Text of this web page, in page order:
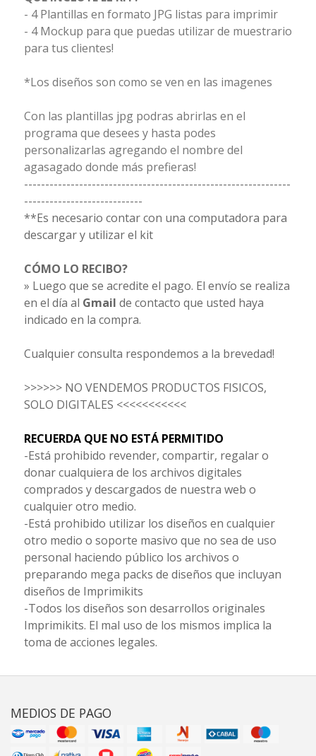
- 4 Plantillas en formato JPG listas para imprimir
- 4 Mockup para que puedas utilizar de muestrario
para tus clientes!
*Los diseños son como se ven en las imagenes
Con las plantillas jpg podras abrirlas en el
programa que desees y hasta podes
personalizarlas agregando el nombre del
agasagado donde más prefieras!
---------------------------------------------------------------
----------------------------
**Es necesario contar con una computadora para
descargar y utilizar el kit
CÓMO LO RECIBO?
» Luego que se acredite el pago. El envío se realiza
en el día al Gmail de contacto que usted haya
indicado en la compra.
Cualquier consulta respondemos a la brevedad!
>>>>>> NO VENDEMOS PRODUCTOS FISICOS,
SOLO DIGITALES <<<<<<<<<<<
RECUERDA QUE NO ESTÁ PERMITIDO
-Está prohibido revender, compartir, regalar o
donar cualquiera de los archivos digitales
comprados y descargados de nuestra web o
cualquier otro medio.
-Está prohibido utilizar los diseños en cualquier
otro medio o soporte masivo que no sea de uso
personal haciendo público los archivos o
preparando mega packs de diseños que incluyan
diseños de Imprimikits
-Todos los diseños son desarrollos originales
Imprimikits. El mal uso de los mismos implica la
toma de acciones legales.
MEDIOS DE PAGO